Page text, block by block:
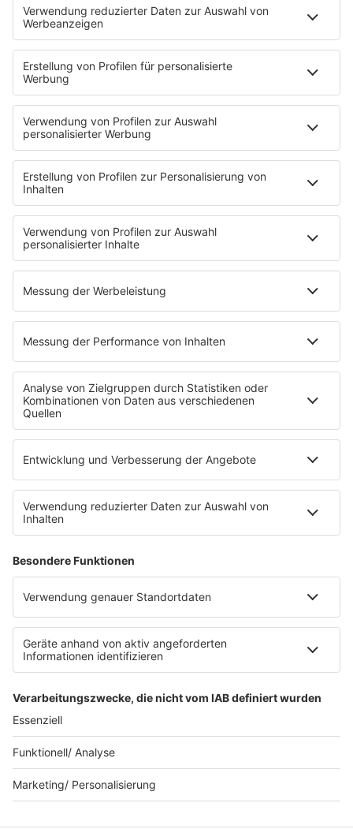
HOME
PROGRAMM
Sendeplan
DJs
Playlist
MUSIC
Streams
Album der Woche
News
Highlights
Charts
EVENTS
Kontakt
Newsletter
Empfang
sunshine live App
werben bei SUNSHINE LIVE
SERVICE
Datenschutz
Datenschutzeinstellungen
Datenschutzerklärung zur sunshine live App
Impressum
Teilnahmebedingungen
SUNSHINE LIVE 24/7 ELECTRONIC
© sunshine live / realisiert auf Basis von resc.web, dem CMS von resc.